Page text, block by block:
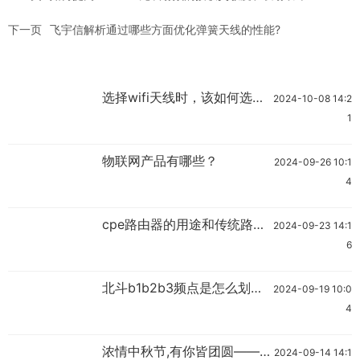
下一页 飞宇信解析通过哪些方面优化弹簧天线的性能?
选择wifi天线时，该如何选择
2024-10-08 14:2
1
物联网产品有哪些？
2024-09-26 10:1
4
cpe路由器的用途和传统路由
2024-09-23 14:1
6
北斗b1b2b3频点是怎么划分
2024-09-19 10:0
4
浓情中秋节,有你皆团圆—— 2024-09-14 14:1